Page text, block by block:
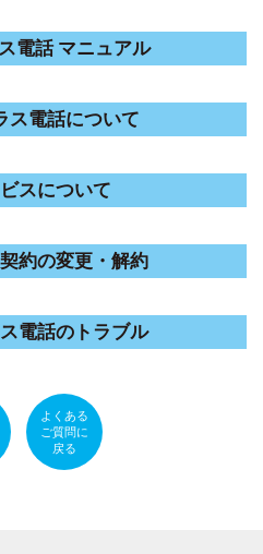
電話 マニュアル
ス電話について
スについて
約の変更・解約
電話のトラブル
よくある
ご質問に
戻る